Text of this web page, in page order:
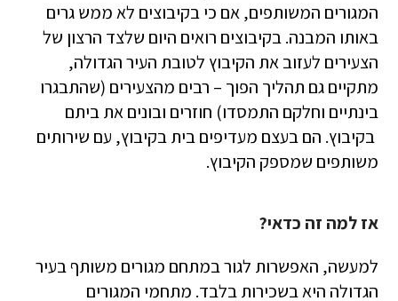
המגורים המשותפים, אם כי בקיבוצים לא ממש גרים
באותו המבנה. בקיבוצים רואים היום שלצד הרצון של
הצעירים לעזוב את הקיבוץ לטובת העיר הגדולה,
מתקיים גם תהליך הפוך – רבים מהצעירים (שהתבגרו
בינתיים וחלקם התמסדו) חוזרים ובונים את ביתם
בקיבוץ. הם בעצם מעדיפים בית בקיבוץ, עם שירותים
משותפים שמספק הקיבוץ.
אז למה זה כדאי?
למעשה, האפשרות לגור במתחם מגורים משותף בעיר
הגדולה היא בשכירות בלבד. מתחמי המגורים